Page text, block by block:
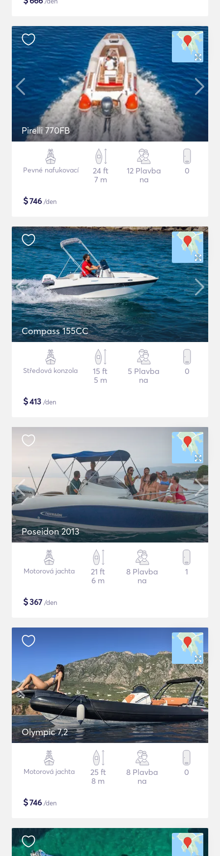
Pirelli 770FB
Pevné nafukovací
24 ft
7 m
12 Plavba
na
0
$746 /den
Compass 155CC
Středová konzola
15 ft
5 m
5 Plavba
na
0
$413 /den
Poseidon 2013
Motorová jachta
21 ft
6 m
8 Plavba
na
1
$367 /den
Olympic 7,2
Motorová jachta
25 ft
8 m
8 Plavba
na
0
$746 /den